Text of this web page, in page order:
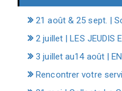
21 août & 25 sept. |
2 juillet | LES JEUDIS
3 juillet au14 août |
Rencontrer votre